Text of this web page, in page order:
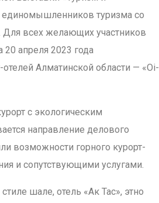
единомышленников туризма со
Для всех желающих участников
20 апреля 2023 года
Алматинской области — «Oi-
с экологическим
направление делового
возможности горного курорт-
и сопутствующими услугами.
шале, отель «Ак Тас», этно